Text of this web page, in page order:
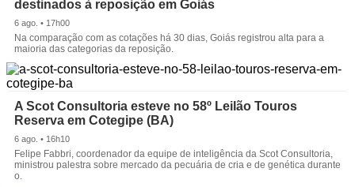
destinados à reposição em Goiás
6 ago. • 17h00
Na comparação com as cotações há 30 dias, Goiás registrou alta para a
maioria das categorias da reposição.
A Scot Consultoria esteve no 58º Leilão Touros
Reserva em Cotegipe (BA)
6 ago. • 16h10
Felipe Fabbri, coordenador da equipe de inteligência da Scot Consultoria,
ministrou palestra sobre mercado da pecuária de cria e de genética durante
o.